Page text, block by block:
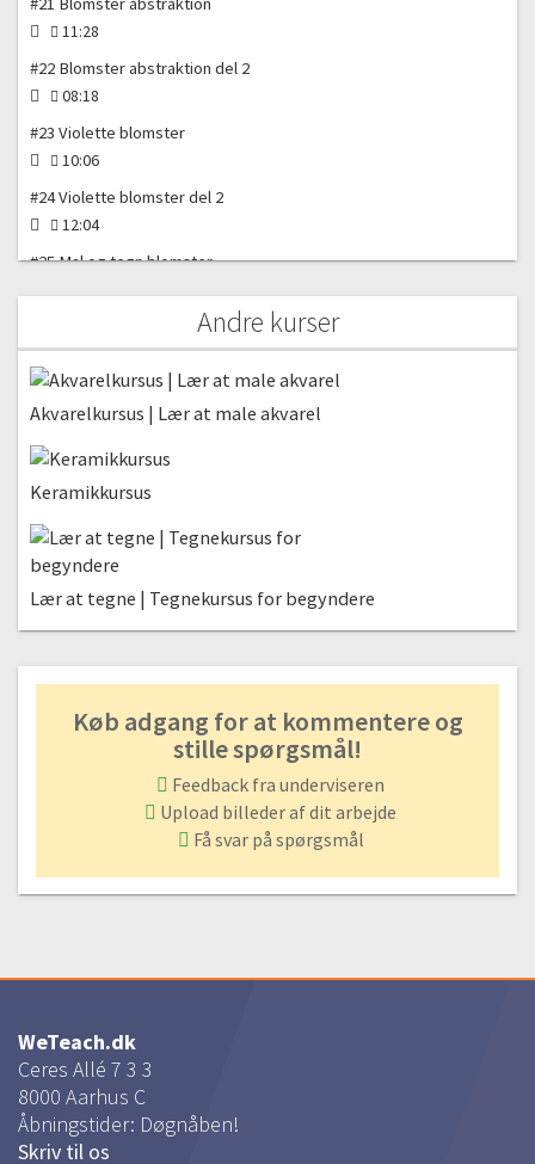
11:28
#22 Blomster abstraktion del 2
08:18
#23 Violette blomster
10:06
#24 Violette blomster del 2
12:04
#25 Mal og tegn blomster
16:47
#27 Akvarel og stærke farver
08:03
#28 Akvarel og stærke farver del 2
12:56
12:04
06:29
Andre kurser
Akvarelkursus | Lær at male akvarel
Keramikkursus
Lær at tegne | Tegnekursus for begyndere
Køb adgang for at kommentere og
stille spørgsmål!
Feedback fra underviseren
Upload billeder af dit arbejde
Få svar på spørgsmål
WeTeach.dk
Ceres Allé 7 3 3
8000 Aarhus C
Åbningstider: Døgnåben!
Skriv til os